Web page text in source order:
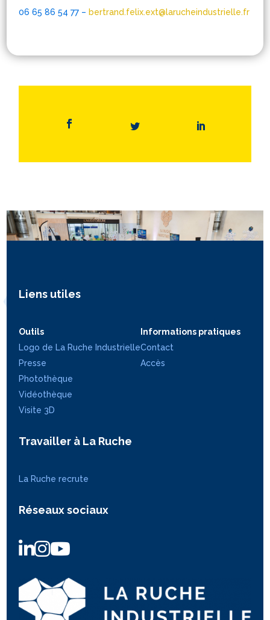
06 65 86 54 77 – bertrand.felix.ext@larucheindustrielle.fr
Liens utiles
Outils
Logo de La Ruche Industrielle
Presse
Photothèque
Vidéothèque
Visite 3D
Informations pratiques
Contact
Accès
Travailler à La Ruche
La Ruche recrute
Réseaux sociaux